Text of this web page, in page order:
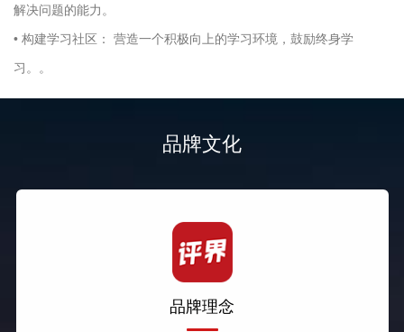
解决问题的能力。
• 构建学习社区： 营造一个积极向上的学习环境，鼓励终身学
习。。
品牌文化
品牌理念